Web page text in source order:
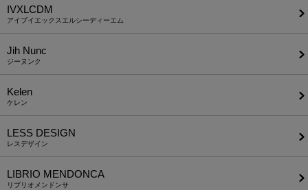
IVXLCDM
アイブイエックスエルシーディーエム
Jih Nunc
ジーヌンク
Kelen
ケレン
LESS DESIGN
レスデザイン
LIBRIO MENDONCA
リブリオメンドンサ